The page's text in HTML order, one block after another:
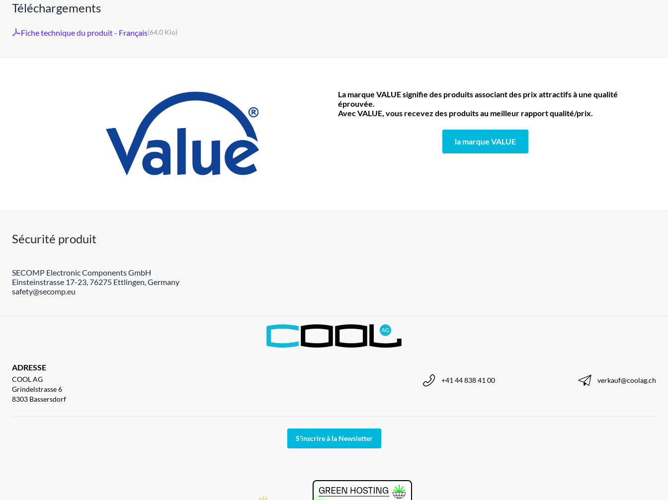
Téléchargements
Fiche technique du produit - Français(64.0 Kio)
La marque VALUE signifie des produits associant des prix attractifs à une qualité
éprouvée.
Avec VALUE, vous recevez des produits au meilleur rapport qualité/prix.
la marque VALUE
Sécurité produit
SECOMP Electronic Components GmbH
Einsteinstrasse 17-23, 76275 Ettlingen, Germany
safety@secomp.eu
ADRESSE
COOL AG
Grindelstrasse 6
8303 Bassersdorf
+41 44 838 41 00 verkauf@coolag.ch
S'inscrire à la Newsletter